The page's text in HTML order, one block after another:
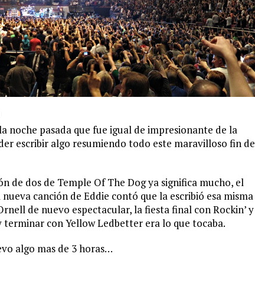
noche pasada que fue igual de impresionante de la
escribir algo resumiendo todo este maravilloso fin de
de dos de Temple Of The Dog ya significa mucho, el
canción de Eddie contó que la escribió esa misma
de nuevo espectacular, la fiesta final con Rockin’ y
con Yellow Ledbetter era lo que tocaba.
algo mas de 3 horas…